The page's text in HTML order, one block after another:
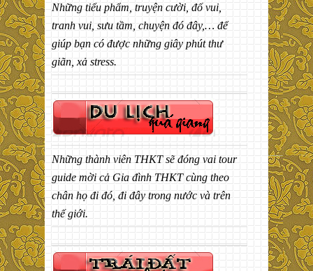
Những tiểu phẩm, truyện cười, đố vui,
tranh vui, sưu tầm, chuyện đó đây,… để
giúp bạn có được những giây phút thư
giãn, xả stress.
Những thành viên THKT sẽ đóng vai tour
guide mời cả Gia đình THKT cùng theo
chân họ đi đó, đi đây trong nước và trên
thế giới.